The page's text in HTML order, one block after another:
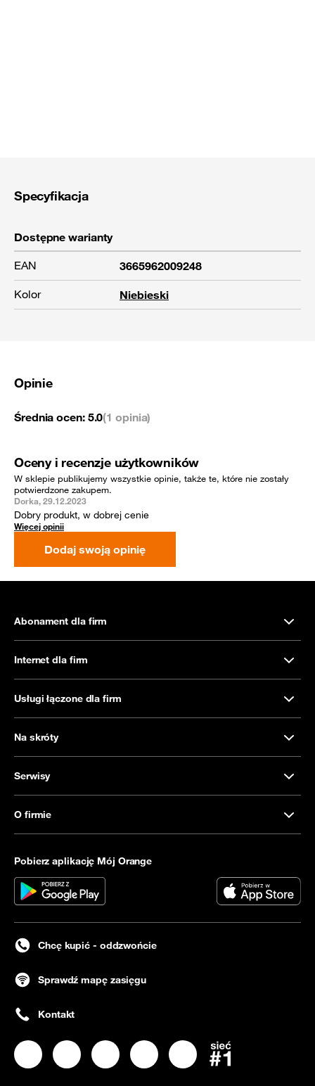
Specyfikacja
Dostępne warianty
EAN
3665962009248
Kolor
Niebieski
Opinie
Średnia ocen: 5.0(1 opinia)
Oceny i recenzje użytkowników
W sklepie publikujemy wszystkie opinie, także te, które nie zostały
potwierdzone zakupem.
Dorka, 29.12.2023
Dobry produkt, w dobrej cenie
Więcej opinii
Dodaj swoją opinię
Abonament dla firm
Internet dla firm
Usługi łączone dla firm
Na skróty
Serwisy
O firmie
Pobierz aplikację Mój Orange
Chcę kupić - oddzwońcie
Sprawdź mapę zasięgu
Kontakt
Nasz profil na Facebook
Nasz profil na Instagram
Nasz profil na LinkedIN
Nasz profil na YouTube
Nasz profil na